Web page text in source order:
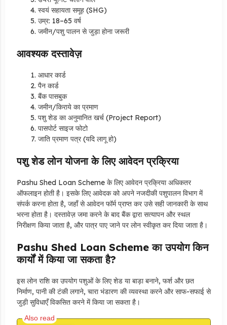
स्वयं सहायता समूह (SHG)
उम्र: 18–65 वर्ष
जमीन/पशु पालन से जुड़ा होना जरूरी
आवश्यक दस्तावेज़
आधार कार्ड
पैन कार्ड
बैंक पासबुक
जमीन/किराये का प्रमाण
पशु शेड का अनुमानित खर्च (Project Report)
पासपोर्ट साइज फोटो
जाति प्रमाण पत्र (यदि लागू हो)
पशु शेड लोन योजना के लिए आवेदन प्रक्रिया
Pashu Shed Loan Scheme के लिए आवेदन प्रक्रिया अधिकतर
ऑफलाइन होती है। इसके लिए आवेदक को अपने नजदीकी पशुपालन विभाग में
संपर्क करना होता है, जहाँ से आवेदन फॉर्म प्राप्त कर उसे सही जानकारी के साथ
भरना होता है। दस्तावेज़ जमा करने के बाद बैंक द्वारा सत्यापन और स्थल
निरीक्षण किया जाता है, और पात्र पाए जाने पर लोन स्वीकृत कर दिया जाता है।
Pashu Shed Loan Scheme का उपयोग किन
कार्यों में किया जा सकता है?
इस लोन राशि का उपयोग पशुओं के लिए शेड या बाड़ा बनाने, फर्श और छत
निर्माण, पानी की टंकी लगाने, चारा भंडारण की व्यवस्था करने और साफ-सफाई से
जुड़ी सुविधाएँ विकसित करने में किया जा सकता है।